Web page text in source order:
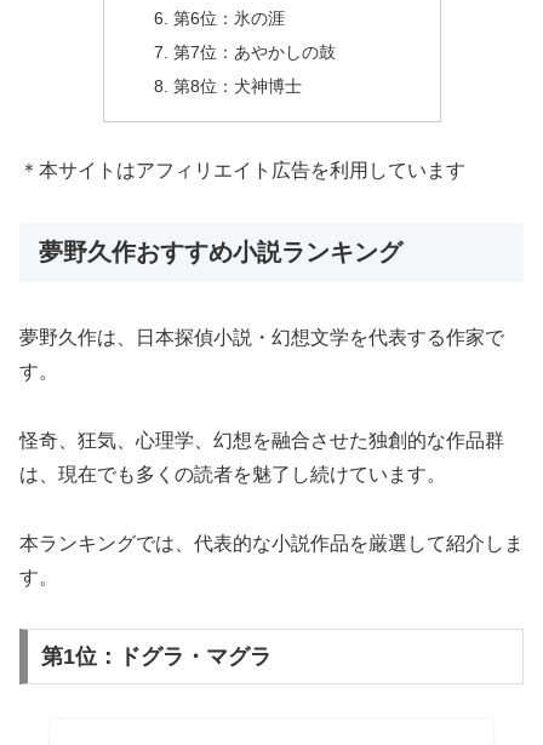
第6位：氷の涯
第7位：あやかしの鼓
第8位：犬神博士
＊本サイトはアフィリエイト広告を利用しています
夢野久作おすすめ小説ランキング
夢野久作は、日本探偵小説・幻想文学を代表する作家で
す。
怪奇、狂気、心理学、幻想を融合させた独創的な作品群
は、現在でも多くの読者を魅了し続けています。
本ランキングでは、代表的な小説作品を厳選して紹介しま
す。
第1位：ドグラ・マグラ